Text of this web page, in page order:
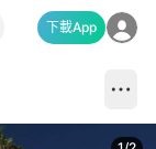
下載App